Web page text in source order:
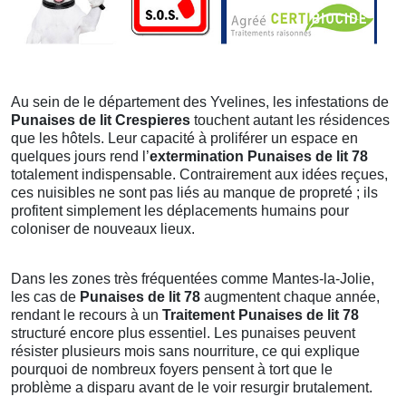
Au sein de le département des Yvelines, les infestations de
Punaises de lit Crespieres touchent autant les résidences
que les hôtels. Leur capacité à proliférer un espace en
quelques jours rend l’extermination Punaises de lit 78
totalement indispensable. Contrairement aux idées reçues,
ces nuisibles ne sont pas liés au manque de propreté ; ils
profitent simplement les déplacements humains pour
coloniser de nouveaux lieux.
Dans les zones très fréquentées comme Mantes-la-Jolie,
les cas de Punaises de lit 78 augmentent chaque année,
rendant le recours à un Traitement Punaises de lit 78
structuré encore plus essentiel. Les punaises peuvent
résister plusieurs mois sans nourriture, ce qui explique
pourquoi de nombreux foyers pensent à tort que le
problème a disparu avant de le voir resurgir brutalement.